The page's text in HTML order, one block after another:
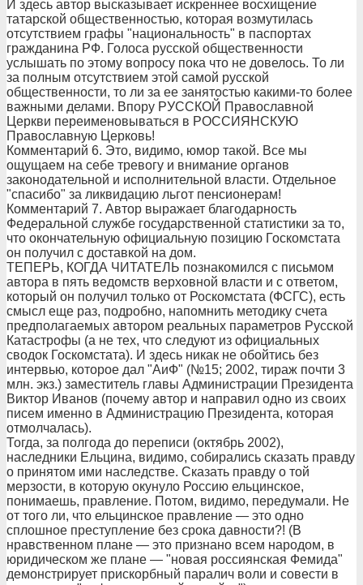
И здесь автор высказывает искреннее восхищение
татарской общественностью, которая возмутилась
отсутствием графы "национальность" в паспортах
гражданина РФ. Голоса русской общественности
услышать по этому вопросу пока что не довелось. То ли
за полным отсутствием этой самой русской
общественности, то ли за ее занятостью какими-то более
важными делами. Впору РУССКОЙ Православной
Церкви переименовываться в РОССИЯНСКУЮ
Православную Церковь!
Комментарий 6. Это, видимо, юмор такой. Все мы
ощущаем на себе тревогу и внимание органов
законодательной и исполнительной власти. Отдельное
"спасибо" за ликвидацию льгот пенсионерам!
Комментарий 7. Автор выражает благодарность
Федеральной службе государственной статистики за то,
что окончательную официальную позицию Госкомстата
он получил с доставкой на дом.
ТЕПЕРЬ, КОГДА ЧИТАТЕЛЬ познакомился с письмом
автора в пять ведомств верховной власти и с ответом,
который он получил только от Роскомстата (ФСГС), есть
смысл еще раз, подробно, напомнить методику счета
предполагаемых автором реальных параметров Русской
Катастрофы (а не тех, что следуют из официальных
сводок Госкомстата). И здесь никак не обойтись без
интервью, которое дал "АиФ" (№15; 2002, тираж почти 3
млн. экз.) заместитель главы Администрации Президента
Виктор Иванов (почему автор и направил одно из своих
писем именно в Администрацию Президента, которая
отмолчалась).
Тогда, за полгода до переписи (октябрь 2002),
наследники Ельцина, видимо, собирались сказать правду
о принятом ими наследстве. Сказать правду о той
мерзости, в которую окунуло Россию ельцинское,
понимаешь, правление. Потом, видимо, передумали. Не
от того ли, что ельцинское правление — это одно
сплошное преступление без срока давности?! (В
нравственном плане — это признано всем народом, в
юридическом же плане — "новая россиянская Фемида"
демонстрирует прискорбный паралич воли и совести в